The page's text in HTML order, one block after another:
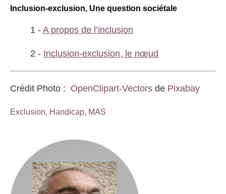
Inclusion-exclusion, Une question sociétale
1 - A propos de l’inclusion
2 - Inclusion-exclusion, le nœud
Crédit Photo : OpenClipart-Vectors de Pixabay
Exclusion, Handicap, MAS